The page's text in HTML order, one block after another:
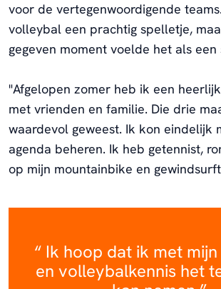
voor de vertegenwoordigende
volleybal een prachtig spelletje,
gegeven moment voelde het als een
"Afgelopen zomer heb ik een
met vrienden en familie. Die drie
waardevol geweest. Ik kon eindelijk
agenda beheren. Ik heb getennist,
op mijn mountainbike en
Ik hoop dat ik met
en volleybalkennis het